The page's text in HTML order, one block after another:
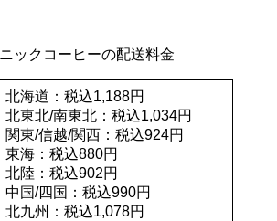
北海道：税込1,188円
北東北/南東北：税込1,034円
関東/信越/関西：税込924円
東海：税込880円
北陸：税込902円
中国/四国：税込990円
北九州：税込1,078円